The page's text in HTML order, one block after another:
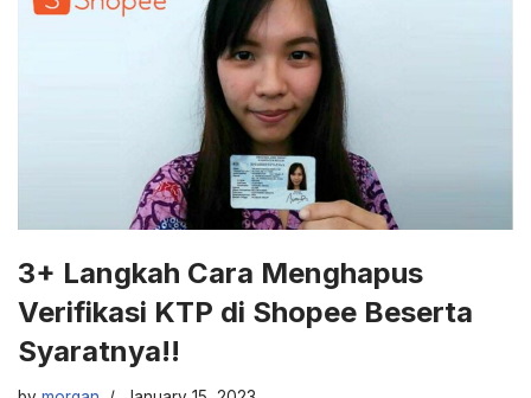
3+ Langkah Cara Menghapus
Verifikasi KTP di Shopee Beserta
Syaratnya!!